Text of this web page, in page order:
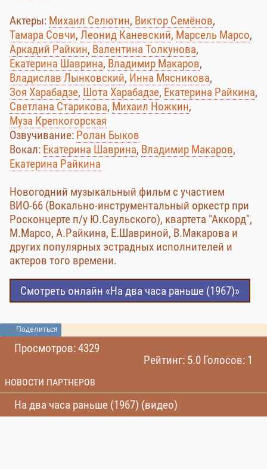
Актеры: Михаил Селютин, Виктор Семёнов,
Тамара Совчи, Леонид Каневский, Марсель Марсо,
Аркадий Райкин, Валентина Толкунова,
Екатерина Шаврина, Владимир Макаров,
Владислав Лынковский, Инна Мясникова,
Зоя Харабадзе, Шота Харабадзе, Екатерина Райкина,
Светлана Старикова, Михаил Ножкин,
Муза Крепкогорская
Озвучивание: Ролан Быков
Вокал: Екатерина Шаврина, Владимир Макаров,
Екатерина Райкина
Новогодний музыкальный фильм с участием
ВИО-66 (Вокально-инструментальный оркестр при
Росконцерте п/у Ю.Саульского), квартета "Аккорд",
М.Марсо, А.Райкина, Е.Шавриной, В.Макарова и
других популярных эстрадных исполнителей и
актеров того времени.
Смотреть онлайн «На два часа раньше (1967)»
Поделиться
Просмотров: 4329
Рейтинг: 5.0 Голосов: 1
НОВОСТИ ПАРТНЕРОВ
На два часа раньше (1967) (видео)